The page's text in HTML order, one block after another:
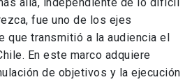
fue uno de los ejes
que transmitió a la audiencia el
En este marco adquiere
de objetivos y la ejecución